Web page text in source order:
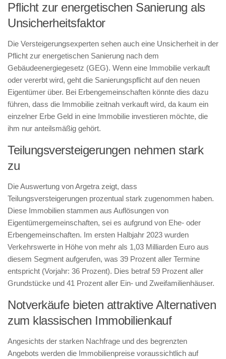
Pflicht zur energetischen Sanierung als
Unsicherheitsfaktor
Die Versteigerungsexperten sehen auch eine Unsicherheit in der
Pflicht zur energetischen Sanierung nach dem
Gebäudeenergiegesetz (GEG). Wenn eine Immobilie verkauft
oder vererbt wird, geht die Sanierungspflicht auf den neuen
Eigentümer über. Bei Erbengemeinschaften könnte dies dazu
führen, dass die Immobilie zeitnah verkauft wird, da kaum ein
einzelner Erbe Geld in eine Immobilie investieren möchte, die
ihm nur anteilsmäßig gehört.
Teilungsversteigerungen nehmen stark
zu
Die Auswertung von Argetra zeigt, dass
Teilungsversteigerungen prozentual stark zugenommen haben.
Diese Immobilien stammen aus Auflösungen von
Eigentümergemeinschaften, sei es aufgrund von Ehe- oder
Erbengemeinschaften. Im ersten Halbjahr 2023 wurden
Verkehrswerte in Höhe von mehr als 1,03 Milliarden Euro aus
diesem Segment aufgerufen, was 39 Prozent aller Termine
entspricht (Vorjahr: 36 Prozent). Dies betraf 59 Prozent aller
Grundstücke und 41 Prozent aller Ein- und Zweifamilienhäuser.
Notverkäufe bieten attraktive Alternativen
zum klassischen Immobilienkauf
Angesichts der starken Nachfrage und des begrenzten
Angebots werden die Immobilienpreise voraussichtlich auf